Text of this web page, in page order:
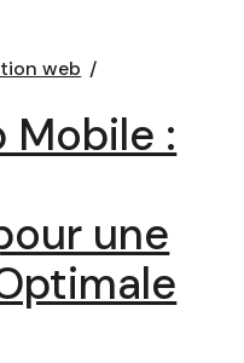
web
Mobile :
une